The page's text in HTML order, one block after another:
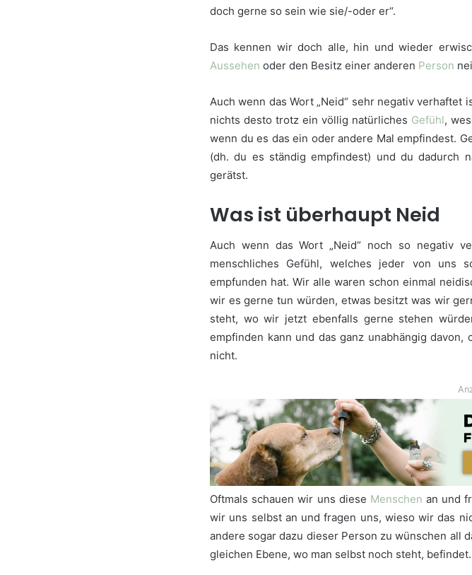
doch gerne so sein wie sie/-oder er“.
Das kennen wir doch alle, hin und wieder
Aussehen oder den Besitz einer anderen Person
Auch wenn das Wort „Neid“ sehr negativ
nichts desto trotz ein völlig natürliches Gefühl,
wenn du es das ein oder andere Mal empfindest.
(dh. du es ständig empfindest) und du dadurch
gerätst.
Was ist überhaupt Neid
Auch wenn das Wort „Neid“ noch so negativ
menschliches Gefühl, welches jeder von uns
empfunden hat. Wir alle waren schon einmal
wir es gerne tun würden, etwas besitzt was wir
steht, wo wir jetzt ebenfalls gerne stehen
empfinden kann und das ganz unabhängig
nicht.
Oftmals schauen wir uns diese Menschen an und
wir uns selbst an und fragen uns, wieso wir das
andere sogar dazu dieser Person zu wünschen all
gleichen Ebene, wo man selbst noch steht, befindet.